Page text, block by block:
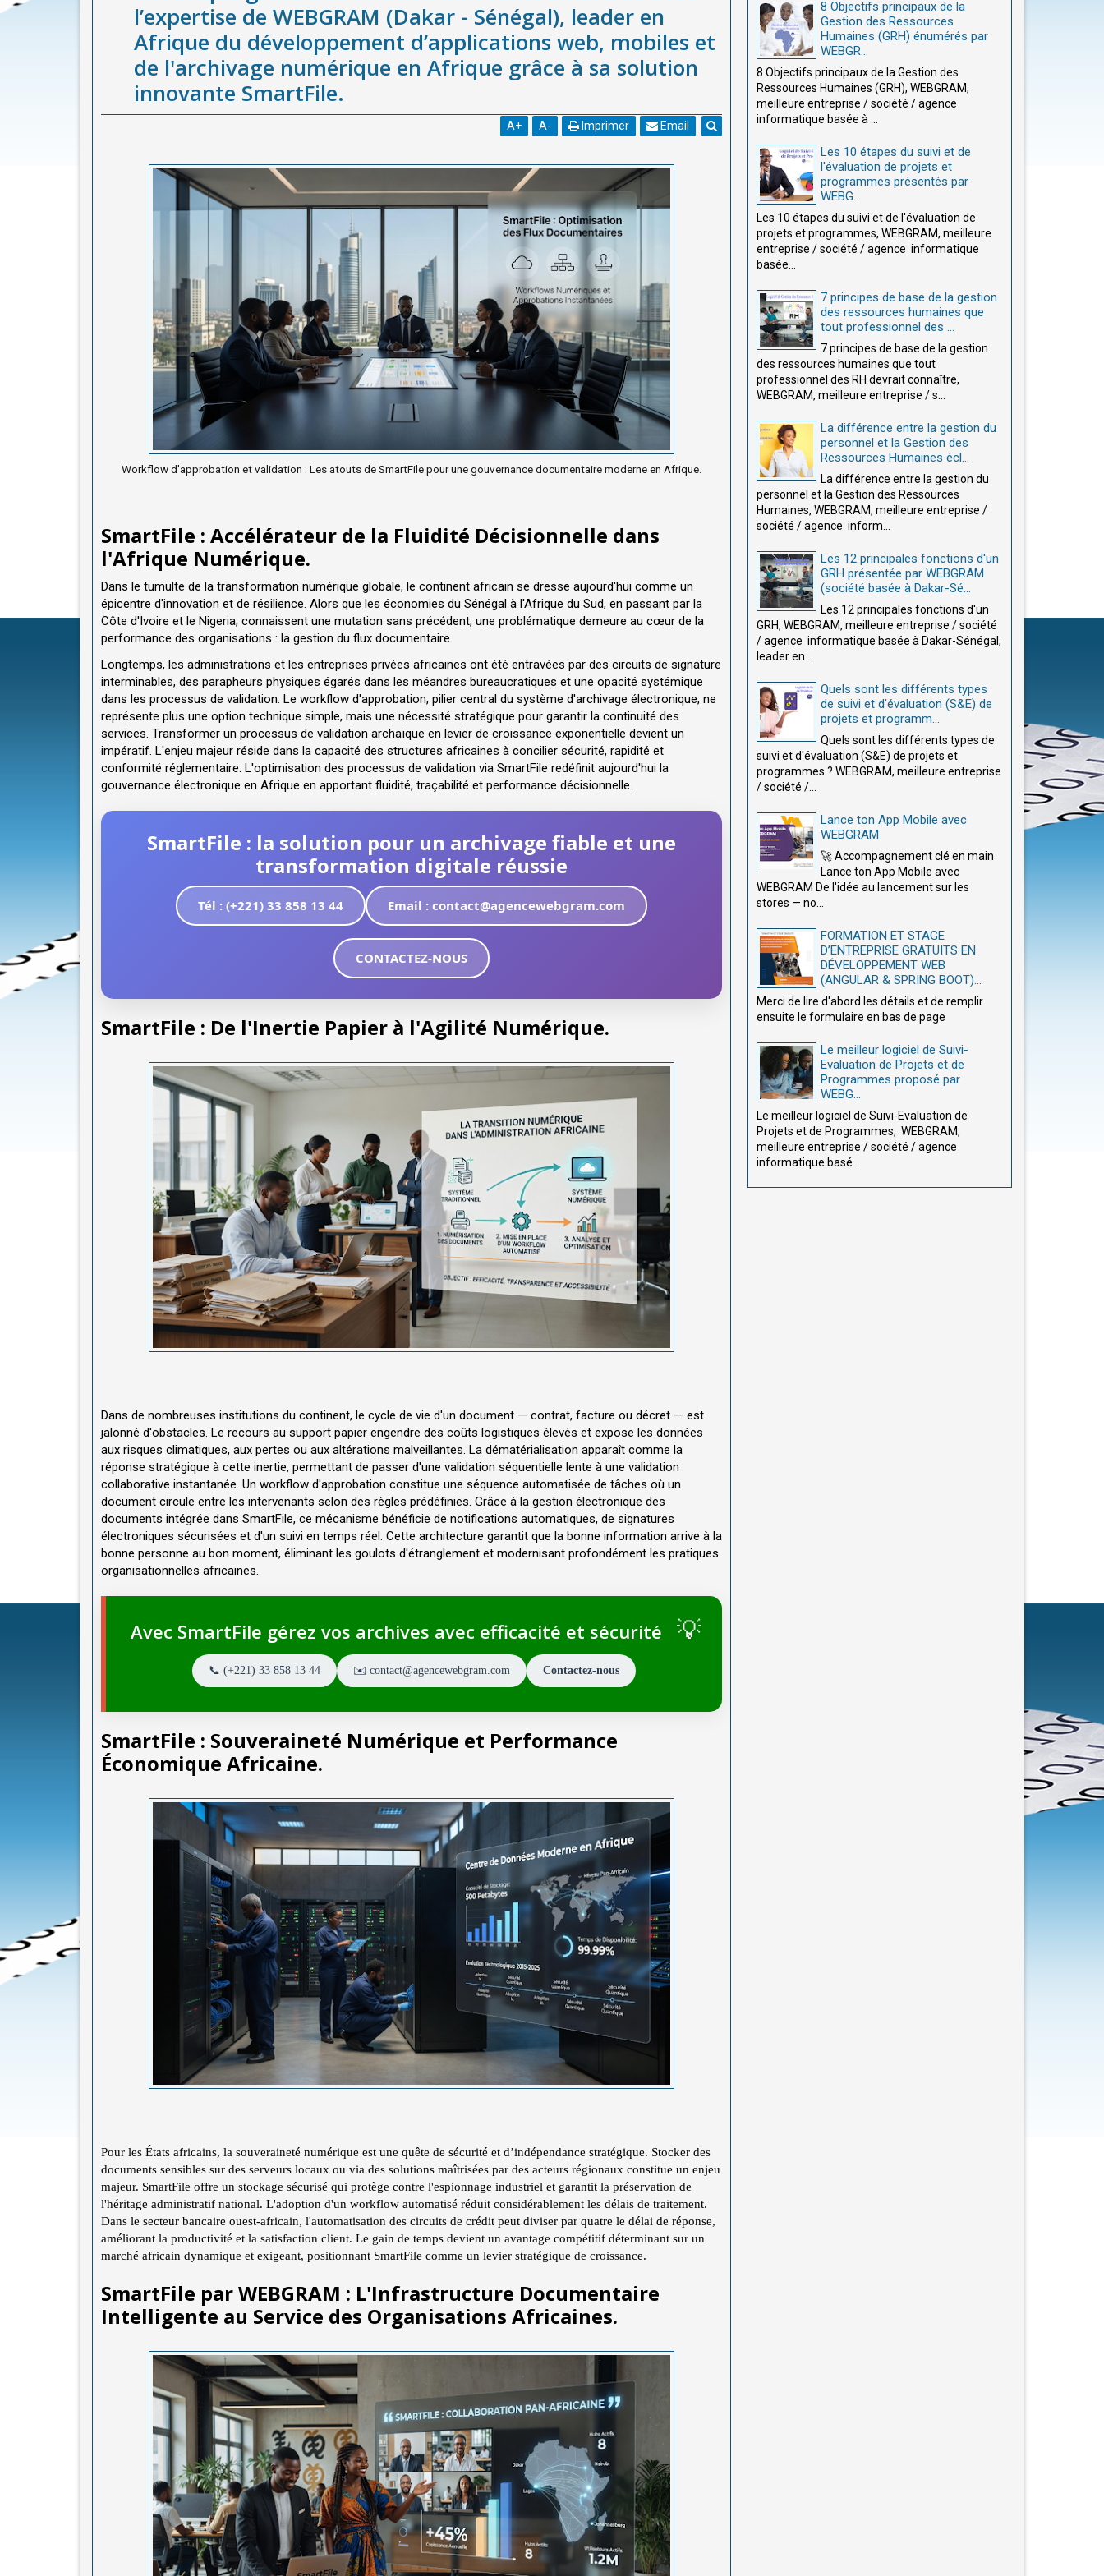
l’expertise de WEBGRAM (Dakar - Sénégal), leader en
Afrique du développement d’applications web, mobiles et
de l'archivage numérique en Afrique grâce à sa solution
innovante SmartFile.
A+ A- Imprimer Email
Workflow d'approbation et validation : Les atouts de SmartFile pour une gouvernance documentaire moderne en Afrique.
SmartFile : Accélérateur de la Fluidité Décisionnelle dans
l'Afrique Numérique.
Dans le tumulte de la transformation numérique globale, le continent africain se dresse aujourd'hui comme un
épicentre d'innovation et de résilience. Alors que les économies du Sénégal à l'Afrique du Sud, en passant par la
Côte d'Ivoire et le Nigeria, connaissent une mutation sans précédent, une problématique demeure au cœur de la
performance des organisations : la gestion du flux documentaire.
Longtemps, les administrations et les entreprises privées africaines ont été entravées par des circuits de signature
interminables, des parapheurs physiques égarés dans les méandres bureaucratiques et une opacité systémique
dans les processus de validation. Le workflow d'approbation, pilier central du système d'archivage électronique, ne
représente plus une option technique simple, mais une nécessité stratégique pour garantir la continuité des
services. Transformer un processus de validation archaïque en levier de croissance exponentielle devient un
impératif. L'enjeu majeur réside dans la capacité des structures africaines à concilier sécurité, rapidité et
conformité réglementaire. L'optimisation des processus de validation via SmartFile redéfinit aujourd'hui la
gouvernance électronique en Afrique en apportant fluidité, traçabilité et performance décisionnelle.
SmartFile : la solution pour un archivage fiable et une
transformation digitale réussie
Tél : (+221) 33 858 13 44 Email : contact@agencewebgram.com
CONTACTEZ-NOUS
SmartFile : De l'Inertie Papier à l'Agilité Numérique.
Dans de nombreuses institutions du continent, le cycle de vie d'un document — contrat, facture ou décret — est
jalonné d'obstacles. Le recours au support papier engendre des coûts logistiques élevés et expose les données
aux risques climatiques, aux pertes ou aux altérations malveillantes. La dématérialisation apparaît comme la
réponse stratégique à cette inertie, permettant de passer d'une validation séquentielle lente à une validation
collaborative instantanée. Un workflow d'approbation constitue une séquence automatisée de tâches où un
document circule entre les intervenants selon des règles prédéfinies. Grâce à la gestion électronique des
documents intégrée dans SmartFile, ce mécanisme bénéficie de notifications automatiques, de signatures
électroniques sécurisées et d'un suivi en temps réel. Cette architecture garantit que la bonne information arrive à la
bonne personne au bon moment, éliminant les goulots d'étranglement et modernisant profondément les pratiques
organisationnelles africaines.
Avec SmartFile gérez vos archives avec efficacité et sécurité
📞 (+221) 33 858 13 44 ✉️ contact@agencewebgram.com Contactez-nous
SmartFile : Souveraineté Numérique et Performance
Économique Africaine.
Pour les États africains, la souveraineté numérique est une quête de sécurité et d’indépendance stratégique. Stocker des
documents sensibles sur des serveurs locaux ou via des solutions maîtrisées par des acteurs régionaux constitue un enjeu
majeur. SmartFile offre un stockage sécurisé qui protège contre l'espionnage industriel et garantit la préservation de
l'héritage administratif national. L'adoption d'un workflow automatisé réduit considérablement les délais de traitement.
Dans le secteur bancaire ouest-africain, l'automatisation des circuits de crédit peut diviser par quatre le délai de réponse,
améliorant la productivité et la satisfaction client. Le gain de temps devient un avantage compétitif déterminant sur un
marché africain dynamique et exigeant, positionnant SmartFile comme un levier stratégique de croissance.
SmartFile par WEBGRAM : L'Infrastructure Documentaire
Intelligente au Service des Organisations Africaines.
8 Objectifs principaux de la
Gestion des Ressources
Humaines (GRH) énumérés par
WEBGR...
8 Objectifs principaux de la Gestion des
Ressources Humaines (GRH), WEBGRAM,
meilleure entreprise / société / agence
informatique basée à ...
Les 10 étapes du suivi et de
l'évaluation de projets et
programmes présentés par
WEBG...
Les 10 étapes du suivi et de l'évaluation de
projets et programmes, WEBGRAM, meilleure
entreprise / société / agence informatique
basée...
7 principes de base de la gestion
des ressources humaines que
tout professionnel des ...
7 principes de base de la gestion
des ressources humaines que tout
professionnel des RH devrait connaître,
WEBGRAM, meilleure entreprise / s...
La différence entre la gestion du
personnel et la Gestion des
Ressources Humaines écl...
La différence entre la gestion du
personnel et la Gestion des Ressources
Humaines, WEBGRAM, meilleure entreprise /
société / agence inform...
Les 12 principales fonctions d'un
GRH présentée par WEBGRAM
(société basée à Dakar-Sé...
Les 12 principales fonctions d'un
GRH, WEBGRAM, meilleure entreprise / société
/ agence informatique basée à Dakar-Sénégal,
leader en ...
Quels sont les différents types
de suivi et d'évaluation (S&E) de
projets et programm...
Quels sont les différents types de
suivi et d'évaluation (S&E) de projets et
programmes ? WEBGRAM, meilleure entreprise
/ société /...
Lance ton App Mobile avec
WEBGRAM
🚀 Accompagnement clé en main
Lance ton App Mobile avec
WEBGRAM De l'idée au lancement sur les
stores — no...
FORMATION ET STAGE
D’ENTREPRISE GRATUITS EN
DÉVELOPPEMENT WEB
(ANGULAR & SPRING BOOT)...
Merci de lire d'abord les détails et de remplir
ensuite le formulaire en bas de page
Le meilleur logiciel de Suivi-
Evaluation de Projets et de
Programmes proposé par
WEBG...
Le meilleur logiciel de Suivi-Evaluation de
Projets et de Programmes, WEBGRAM,
meilleure entreprise / société / agence
informatique basé...